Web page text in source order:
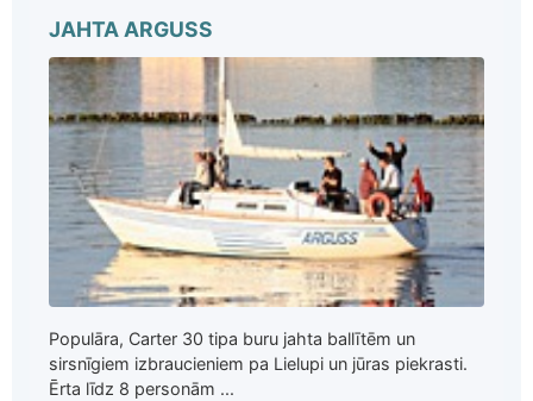
JAHTA ARGUSS
Populāra, Carter 30 tipa buru jahta ballītēm un
sirsnīgiem izbraucieniem pa Lielupi un jūras piekrasti.
Ērta līdz 8 personām ...